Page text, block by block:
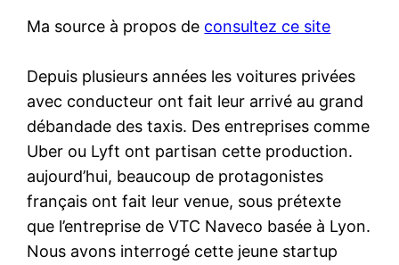
Ma source à propos de consultez ce site
Depuis plusieurs années les voitures privées
avec conducteur ont fait leur arrivé au grand
débandade des taxis. Des entreprises comme
Uber ou Lyft ont partisan cette production.
aujourd’hui, beaucoup de protagonistes
français ont fait leur venue, sous prétexte
que l’entreprise de VTC Naveco basée à Lyon.
Nous avons interrogé cette jeune startup